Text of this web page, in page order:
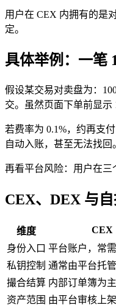
用户在 CEX 内拥有的是
定。
具体举例：一笔
假设某交易对卖盘为：
交。虽然页面下单前显示
若费率为 0.1%，约再支
自动入账，甚至无法找
再看平台风险：用户在三
CEX、DEX 与
维度 CEX
身份入口 平台账户，常
私钥控制 通常由平台托管
撮合结算 内部订单簿为主
资产范围 由平台审核上架